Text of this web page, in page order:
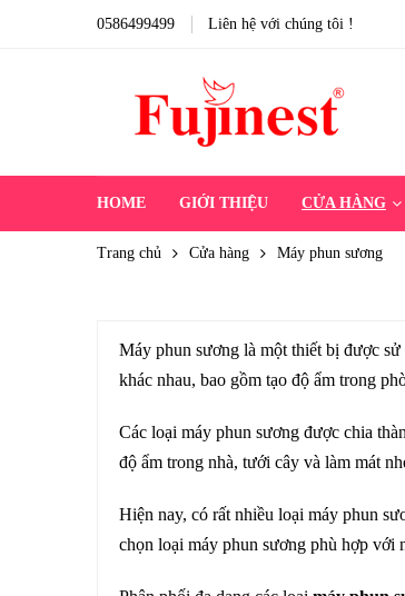
0586499499 Liên hệ với chúng tôi !
HOME GIỚI THIỆU CỬA HÀNG
Trang chủ Cửa hàng Máy phun sương
Máy phun sương là một thiết bị được
khác nhau, bao gồm tạo độ ẩm trong
Các loại máy phun sương được chia
độ ẩm trong nhà, tưới cây và làm mát
Hiện nay, có rất nhiều loại máy phun
chọn loại máy phun sương phù hợp với